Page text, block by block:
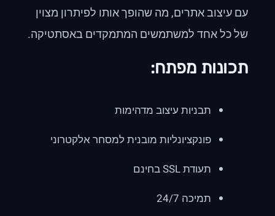
עם עיצוב אתרים, מה שהופך אותו לפיתרון מצוין
של כל אחד למשתמשים המתמקדים באסתטיקה.
תכונות מפתח:
תבניות עיצוב מדהימות
פונקציונליות מובנית למסחר אלקטרוני
תעודת SSL בחינם
תמיכה 24/7